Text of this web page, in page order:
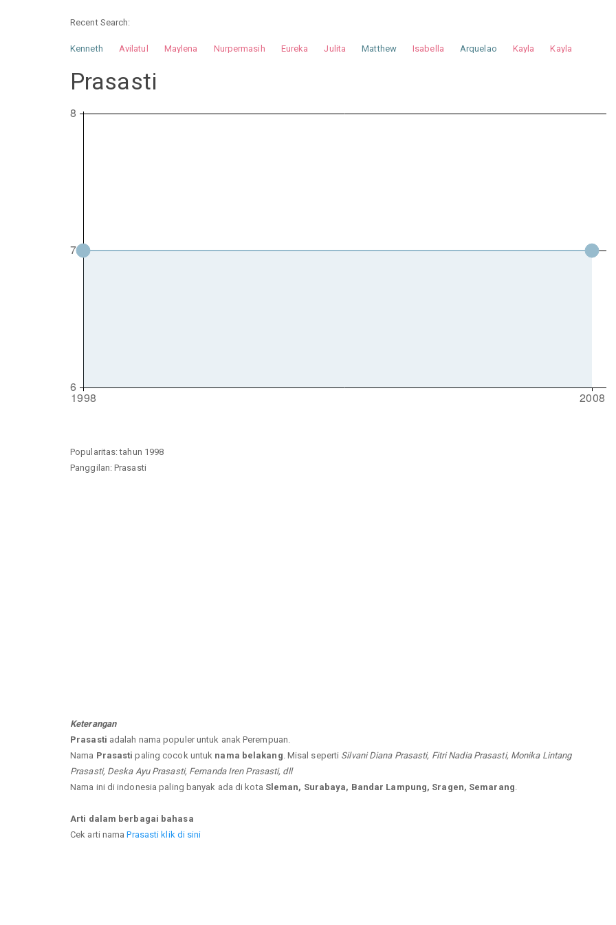
Recent Search:
Kenneth Avilatul Maylena Nurpermasih Eureka Julita Matthew Isabella Arquelao Kayla
Kayla
Prasasti
Popularitas: tahun 1998
Panggilan: Prasasti
Keterangan
Prasasti adalah nama populer untuk anak Perempuan.
Nama Prasasti paling cocok untuk nama belakang . Misal seperti Silvani Diana Prasasti, Fitri Nadia Prasasti, Monika Lintang
Prasasti, Deska Ayu Prasasti, Fernanda Iren Prasasti, dll
Nama ini di indonesia paling banyak ada di kota Sleman, Surabaya, Bandar Lampung, Sragen, Semarang
Arti dalam berbagai bahasa
Cek arti namaPrasasti klik di sini